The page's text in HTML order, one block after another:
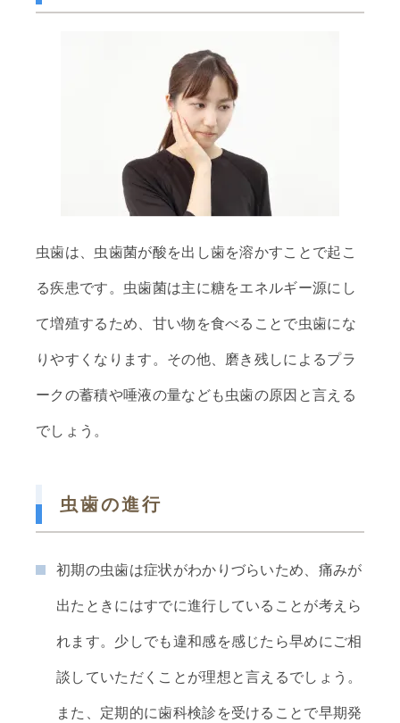
虫歯は、虫歯菌が酸を出し歯を溶かすことで起こ
る疾患です。虫歯菌は主に糖をエネルギー源にし
て増殖するため、甘い物を食べることで虫歯にな
りやすくなります。その他、磨き残しによるプラ
ークの蓄積や唾液の量なども虫歯の原因と言える
でしょう。
虫歯の進行
初期の虫歯は症状がわかりづらいため、痛みが
出たときにはすでに進行していることが考えら
れます。少しでも違和感を感じたら早めにご相
談していただくことが理想と言えるでしょう。
また、定期的に歯科検診を受けることで早期発